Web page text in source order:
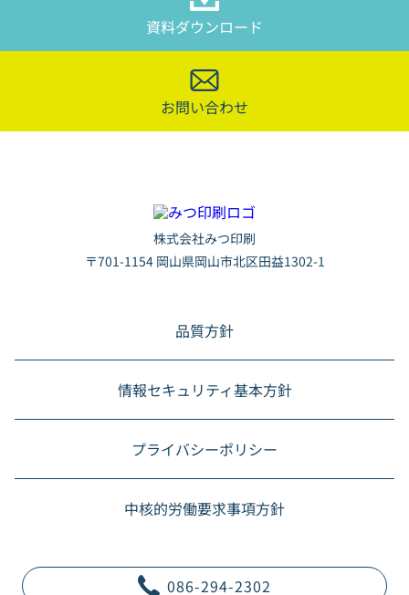
資料ダウンロード
お問い合わせ
株式会社みつ印刷
〒701-1154 岡山県岡山市北区田益1302-1
品質方針
情報セキュリティ基本方針
プライバシーポリシー
中核的労働要求事項方針
086-294-2302